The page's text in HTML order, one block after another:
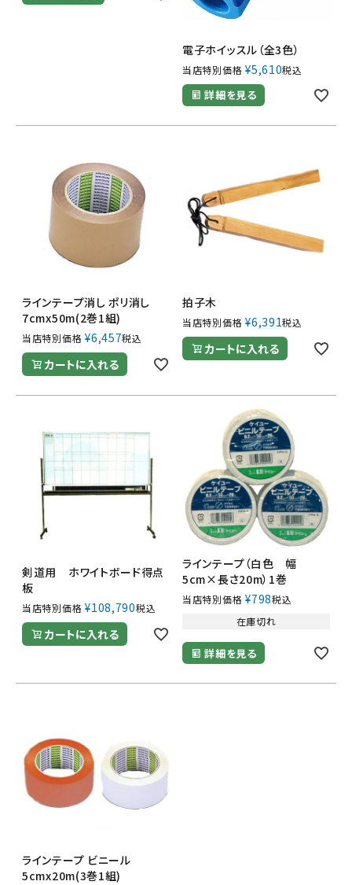
電子ホイッスル（全3色）
当店特別価格 ¥5,610税込
詳細を見る
ラインテープ消し ポリ消し
7cmx50m(2巻1組)
当店特別価格 ¥6,457税込
カートに入れる
拍子木
当店特別価格 ¥6,391税込
カートに入れる
剣道用 ホワイトボード得点
板
当店特別価格 ¥108,790税込
カートに入れる
ラインテープ（白色 幅
5cm×長さ20m）1巻
当店特別価格 ¥798税込
在庫切れ
詳細を見る
ラインテープ ビニール
5cmx20m(3巻1組)